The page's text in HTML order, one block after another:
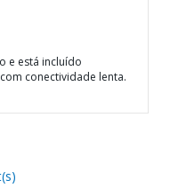
e está incluído
conectividade lenta.